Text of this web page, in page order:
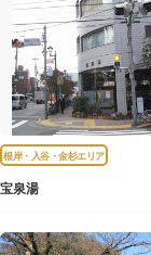
根岸・入谷・金杉エリア
宝泉湯